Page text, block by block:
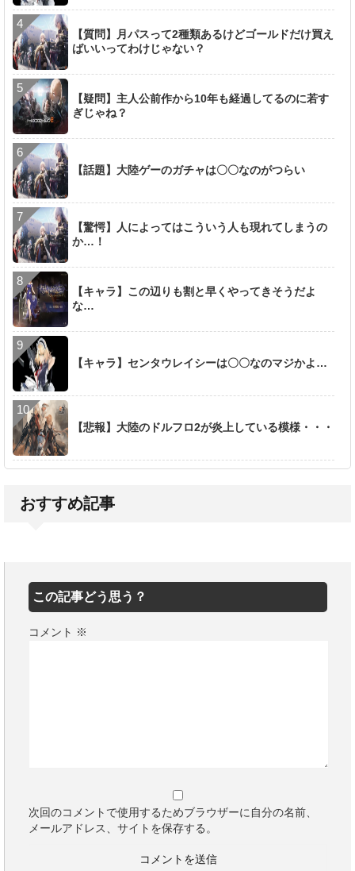
【質問】月パスって2種類あるけどゴールドだけ買え
ばいいってわけじゃない？
【疑問】主人公前作から10年も経過してるのに若す
ぎじゃね？
【話題】大陸ゲーのガチャは〇〇なのがつらい
【驚愕】人によってはこういう人も現れてしまうの
か…！
【キャラ】この辺りも割と早くやってきそうだよ
な…
【キャラ】センタウレイシーは〇〇なのマジかよ…
【悲報】大陸のドルフロ2が炎上している模様・・・
おすすめ記事
この記事どう思う？
コメント ※
次回のコメントで使用するためブラウザーに自分の名前、
メールアドレス、サイトを保存する。